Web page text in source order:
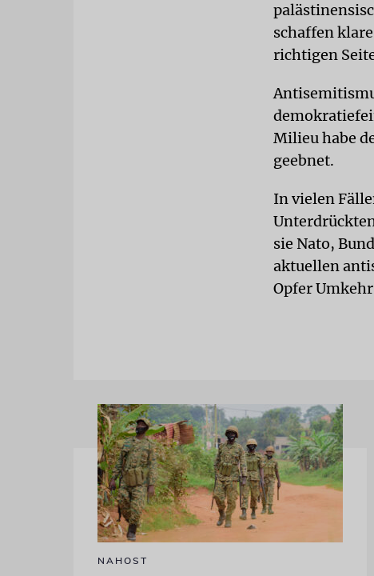
schaffen
richtigen
Milieu habe
geebnet.
In vielen
sie Nato,
aktuellen
Opfer
NAHOST